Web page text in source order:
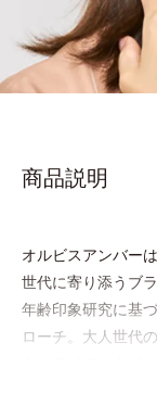
商品説明
オルビスアンバー
世代に寄り添うブラ
年齢印象研究に基
ローチ。大人世代